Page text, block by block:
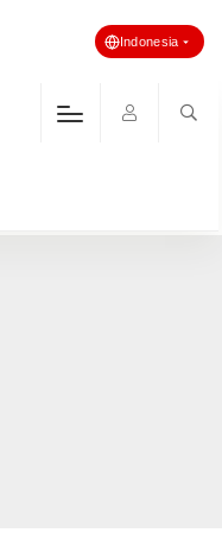
Indonesia